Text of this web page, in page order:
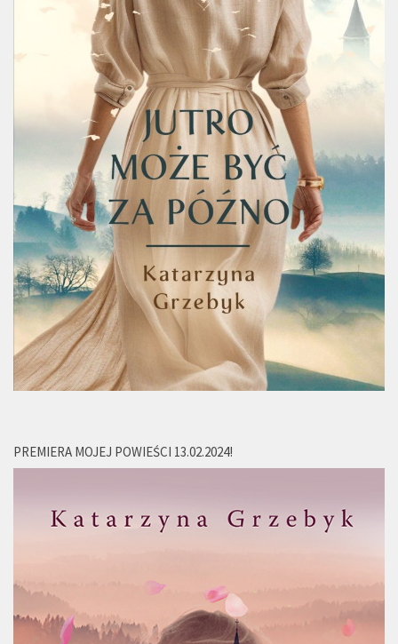
PREMIERA MOJEJ POWIEŚCI 13.02.2024!